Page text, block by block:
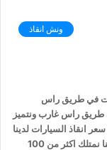
ونش انقاذ
في طريق راس
علي طريق راس غارب ونتميز
انقاذ السيارات لدينا
ثابت ولن يتم مطالبتك بأي رسوم إضافية أو إكرامية لاننا نمتلك اكثر من 100